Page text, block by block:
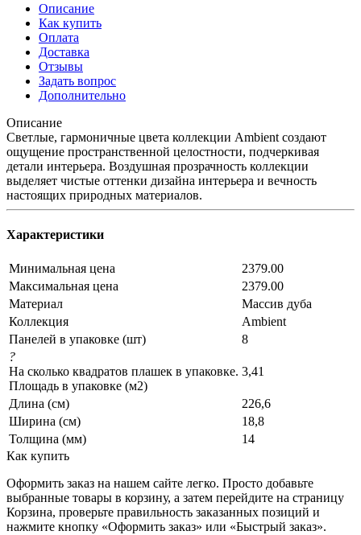
Описание
Как купить
Оплата
Доставка
Отзывы
Задать вопрос
Дополнительно
Описание
Светлые, гармоничные цвета коллекции Ambient создают
ощущение пространственной целостности, подчеркивая
детали интерьера. Воздушная прозрачность коллекции
выделяет чистые оттенки дизайна интерьера и вечность
настоящих природных материалов.
Характеристики
Минимальная цена
2379.00
Максимальная цена
2379.00
Материал
Массив дуба
Коллекция
Ambient
Панелей в упаковке (шт)
8
?
На сколько квадратов плашек в упаковке.
Площадь в упаковке (м2)
3,41
Длина (см)
226,6
Ширина (см)
18,8
Толщина (мм)
14
Как купить
Оформить заказ на нашем сайте легко. Просто добавьте
выбранные товары в корзину, а затем перейдите на страницу
Корзина, проверьте правильность заказанных позиций и
нажмите кнопку «Оформить заказ» или «Быстрый заказ».